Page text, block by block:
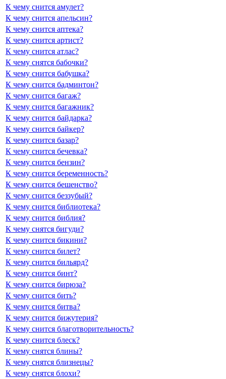
К чему снится амулет?
К чему снится апельсин?
К чему снится аптека?
К чему снится артист?
К чему снится атлас?
К чему снятся бабочки?
К чему снится бабушка?
К чему снится бадминтон?
К чему снится багаж?
К чему снится багажник?
К чему снится байдарка?
К чему снится байкер?
К чему снится базар?
К чему снится бечевка?
К чему снится бензин?
К чему снится беременность?
К чему снится бешенство?
К чему снится беззубый?
К чему снится библиотека?
К чему снится библия?
К чему снятся бигуди?
К чему снится бикини?
К чему снится билет?
К чему снится бильярд?
К чему снится бинт?
К чему снится бирюза?
К чему снится бить?
К чему снится битва?
К чему снится бижутерия?
К чему снится благотворительность?
К чему снится блеск?
К чему снятся блины?
К чему снятся близнецы?
К чему снятся блохи?